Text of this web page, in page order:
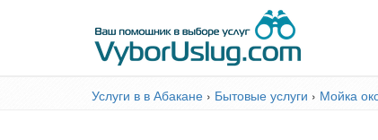
Услуги в в Абакане › Бытовые услуги › Мойка